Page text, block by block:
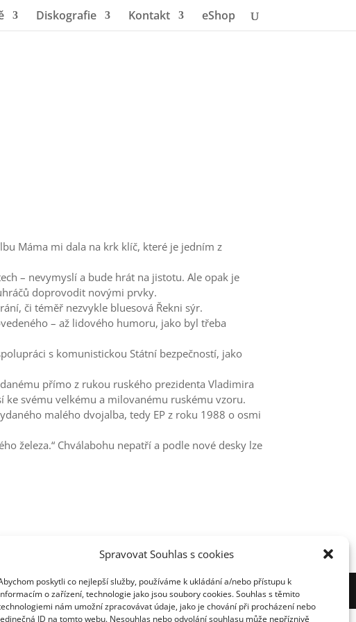
Spravovat Souhlas s cookies
poskytli co nejlepší služby, používáme k ukládání a/nebo přístupu k
o zařízení, technologie jako jsou soubory cookies. Souhlas s těmito
nám umožní zpracovávat údaje, jako je chování při procházení nebo
ID na tomto webu. Nesouhlas nebo odvolání souhlasu může nepříznivě
Diskografie Kontakt eShop
Máma mi dala na krk klíč, které je jedním z
– nevymyslí a bude hrát na jistotu. Ale opak je
doprovodit novými prvky.
či téměř nezvykle bluesová Řekni sýr.
– až lidového humoru, jako byl třeba
s komunistickou Státní bezpečností, jako
přímo z rukou ruského prezidenta Vladimira
ke svému velkému a milovanému ruskému vzoru.
malého dvojalba, tedy EP z roku 1988 o osmi
železa.“ Chválabohu nepatří a podle nové desky lze
knihovnou ČR